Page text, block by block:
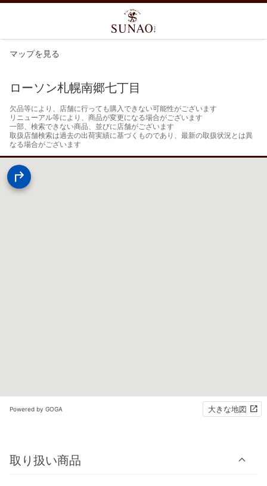
マップを見る
ローソン札幌南郷七丁目
欠品等により、店舗に行っても購入できない可能性がございます
リニューアル等により、商品が変更になる場合がございます
一部、検索できない商品、並びに店舗がございます
取扱店舗検索は過去の出荷実績に基づくものであり、最新の取扱状況とは異
なる場合がございます
Powered by GOGA 大きな地図
取り扱い商品